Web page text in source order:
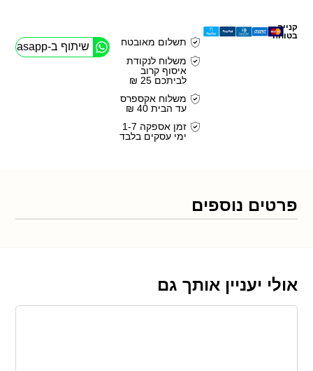
קנייה
בטוחה
תשלום מאובטח
משלוח לנקודת
איסוף קרוב
לביתכם 25 ₪
משלוח אקספרס
עד הבית 40 ₪
זמן אספקה 1-7
ימי עסקים בלבד
שיתוף ב-Whasapp
פרטים נוספים
אולי יעניין אותך גם